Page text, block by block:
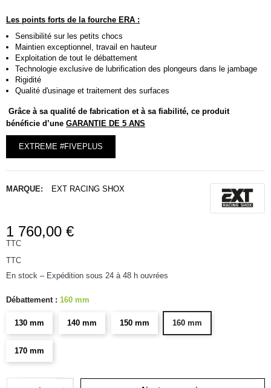
Les points forts de la fourche ERA :
Sensibilité sur les petits chocs
Maintien exceptionnel, travail en hauteur
Exploitation de tout le débattement
Technologie exclusive de lubrification des plongeurs dans le jambage
Rigidité
Qualité d'usinage et traitement des surfaces
Grâce à sa qualité de fabrication et à sa fiabilité, ce produit
bénéficie d’une GARANTIE DE 5 ANS
EXTREME #FIVEPLUS
MARQUE: EXT RACING SHOX
1 760,00 €
TTC
TTC
En stock – Expédition sous 24 à 48 h ouvrées
Débattement : 160 mm
130 mm 140 mm 150 mm 160 mm
170 mm